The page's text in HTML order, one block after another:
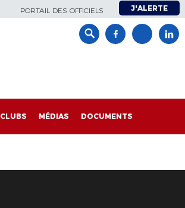
PORTAIL DES OFFICIELS J'ALERTE
CLUBS MÉDIAS DOCUMENTS